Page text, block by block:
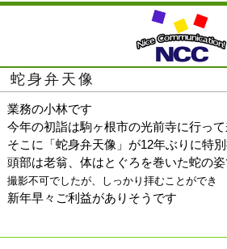
蛇身弁天像
業務の小林です
今年の初詣は駒ヶ根市の光前寺に行っ
そこに「蛇身弁天像」が12年ぶりに特
頭部は老翁、体はとぐろを巻いた蛇の姿
撮影不可でしたが、しっかり拝むことができ
新年早々ご利益がありそうです